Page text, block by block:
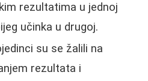
rezultatima u jednoj
učinka u drugoj.
su se žalili na
rezultata i